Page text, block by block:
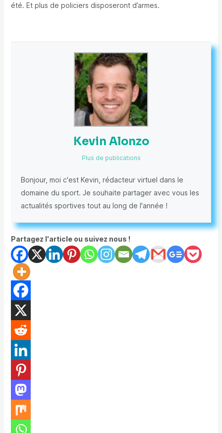
été. Et plus de policiers disposeront d’armes.
Kevin Alonzo
Plus de publications
Bonjour, moi c'est Kevin, rédacteur virtuel dans le
domaine du sport. Je souhaite partager avec vous les
actualités sportives tout au long de l'année !
Partagez l'article ou suivez nous !